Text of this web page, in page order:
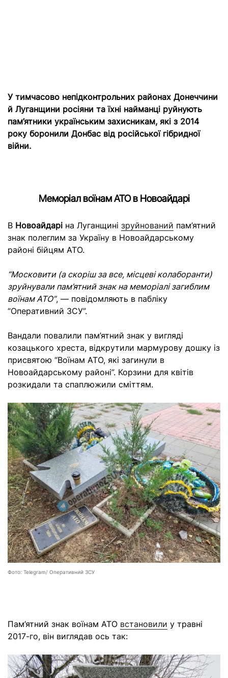
У тимчасово непідконтрольних районах Донеччини
й Луганщини росіяни та їхні найманці руйнують
пам’ятники українським захисникам, які з 2014
року боронили Донбас від російської гібридної
війни.
Меморіал воїнам АТО в Новоайдарі
В Новоайдарі на Луганщині зруйнований пам’ятний
знак полеглим за Україну в Новоайдарському
районі бійцям АТО.
“Московити (а скоріш за все, місцеві колаборанти)
зруйнували пам’ятний знак на меморіалі загиблим
воїнам АТО”, — повідомляють в пабліку
“Оперативний ЗСУ”.
Вандали повалили пам’ятний знак у вигляді
козацького хреста, відкрутили мармурову дошку із
присвятою “Воїнам АТО, які загинули в
Новоайдарському районі”. Корзини для квітів
розкидали та спаплюжили сміттям.
Фото: Telegram/ Оперативний ЗСУ
Пам’ятний знак воїнам АТО встановили у травні
2017-го, він виглядав ось так: